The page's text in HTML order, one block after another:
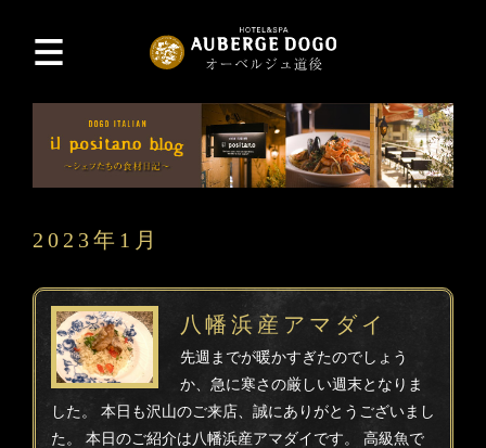
2023年1月
八幡浜産アマダイ
先週までが暖かすぎたのでしょう
か、急に寒さの厳しい週末となりま
した。 本日も沢山のご来店、誠にありがとうございまし
た。 本日のご紹介は八幡浜産アマダイです。 高級魚で